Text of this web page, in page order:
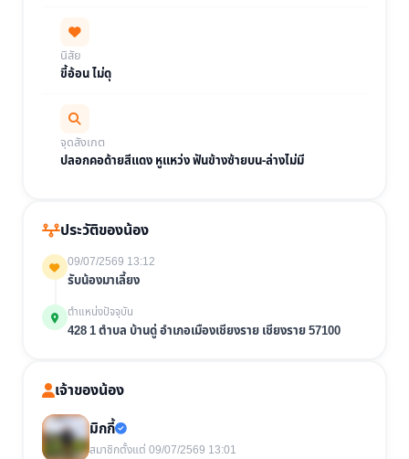
นิสัย
ขี้อ้อน ไม่ดุ
จุดสังเกต
ปลอกคอด้ายสีแดง หูแหว่ง ฟันข้างซ้ายบน-ล่างไม่มี
ประวัติของน้อง
09/07/2569 13:12
รับน้องมาเลี้ยง
ตำแหน่งปัจจุบัน
428 1 ตำบล บ้านดู่ อำเภอเมืองเชียงราย เชียงราย 57100
เจ้าของน้อง
มิกกี้
สมาชิกตั้งแต่ 09/07/2569 13:01